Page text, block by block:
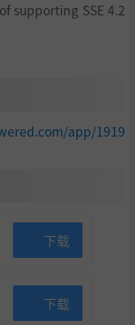
supporting SSE 4.2
app/1919
下载
下载